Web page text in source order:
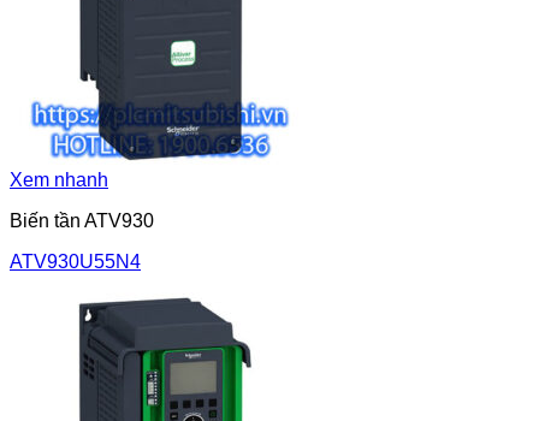
Xem nhanh
Biến tần ATV930
ATV930U55N4